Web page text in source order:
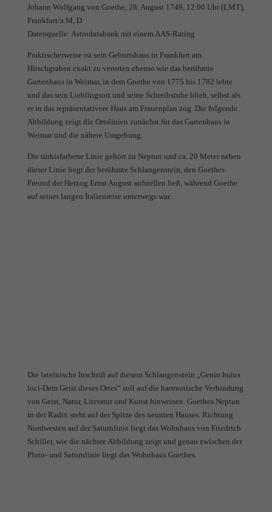
Johann Wolfgang von Goethe, 28. August 1749, 12.00 Uhr (LMT),
Frankfurt/a.M, D
Datenquelle: Astrodatabank mit einem AAS-Rating
Praktischerweise ist sein Geburtshaus in Frankfurt am
Hirschgraben exakt zu verorten ebenso wie das berühmte
Gartenhaus in Weimar, in dem Goethe von 1775 bis 1782 lebte
und das sein Lieblingsort und seine Schreibstube blieb, selbst als
er in das repräsentativere Haus am Frauenplan zog. Die folgende
Abbildung zeigt die Ortslinien zunächst für das Gartenhaus in
Weimar und die nähere Umgebung.
Die türkisfarbene Linie gehört zu Neptun und ca. 20 Meter neben
dieser Linie liegt der berühmte Schlangenstein, den Goethes
Freund der Herzog Ernst August aufstellen ließ, während Goethe
auf seiner langen Italienreise unterwegs war.
Die lateinische Inschrift auf diesem Schlangenstein „Genio huius
loci-Dem Geist dieses Ortes“ soll auf die harmonische Verbindung
von Geist, Natur, Literatur und Kunst hinweisen. Goethes Neptun
in der Radix steht auf der Spitze des neunten Hauses. Richtung
Nordwesten auf der Saturnlinie liegt das Wohnhaus von Friedrich
Schiller, wie die nächste Abbildung zeigt und genau zwischen der
Pluto- und Saturnlinie liegt das Wohnhaus Goethes.